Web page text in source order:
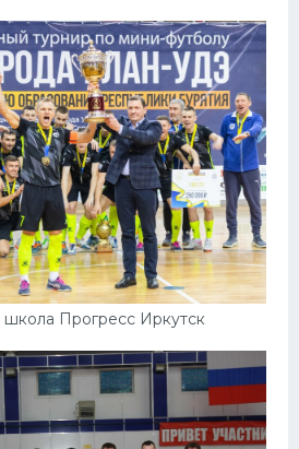
школа Прогресс Иркутск